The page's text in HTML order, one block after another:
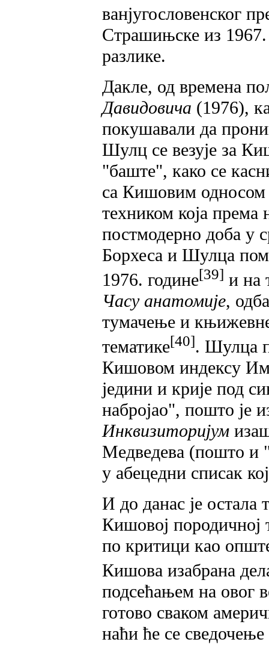
ванјугословенског
Страшињске из
разлике.
Дакле, од времена
Давидовича (1976),
покушавали да
Шулц се везује за
"баште", како се
са Кишовим односом
техником која према
постмодерно доба у
Борхеса и Шулца
1976. године[39] и на
Часу анатомије,
тумачење и књижевне
тематике[40]. Шулца
Кишовом индексу
једини и крије под
набројао", пошто је
Инквизиторијум
Медведева (пошто и
у абецедни списак
И до данас је
Кишовој породичној
по критици као
Кишова изабрана
подсећањем на овог
готово сваком
наћи ће се